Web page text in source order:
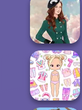
Wolf Maker
Kate Middleton